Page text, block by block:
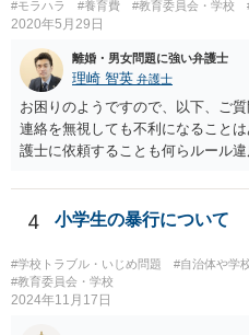
#モラハラ #養育費 #教育委員会・学校
2020年5月29日
離婚・男女問題に強い弁護士
理崎 智英 弁護士
お困りのようですので、以下、ご
連絡を無視しても不利になること
護士に依頼することも何らルール
ご主人には「現在、弁護士に相談
は、依頼した弁護士から連絡する
4 小学生の暴行について
#学校トラブル・いじめ問題
#自治体や学
#教育委員会・学校
2024年11月17日